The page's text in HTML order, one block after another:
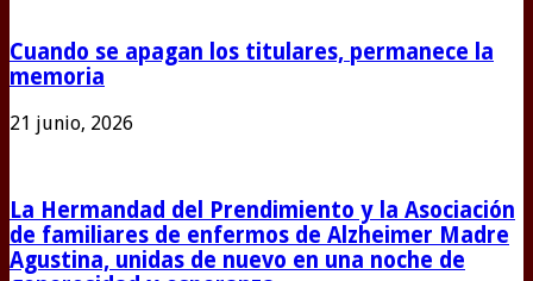
Cuando se apagan los titulares, permanece la
memoria
21 junio, 2026
La Hermandad del Prendimiento y la Asociación
de familiares de enfermos de Alzheimer Madre
Agustina, unidas de nuevo en una noche de